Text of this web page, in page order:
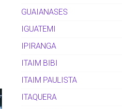
GUAIANASES
IGUATEMI
IPIRANGA
ITAIM BIBI
ITAIM PAULISTA
ITAQUERA